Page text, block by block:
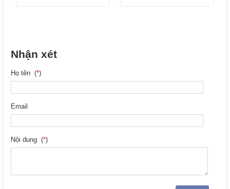
Nhận xét
Họ tên (*)
Email
Nội dung (*)